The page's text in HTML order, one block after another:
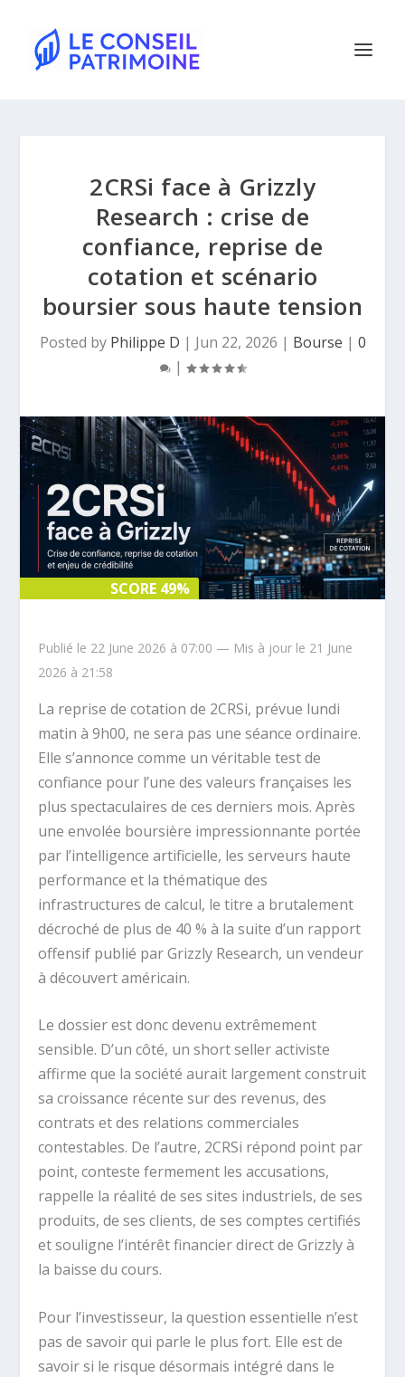
2CRSi face à Grizzly
Research : crise de
confiance, reprise de
cotation et scénario
boursier sous haute tension
Posted by Philippe D | Jun 22, 2026 | Bourse | 0
|
SCORE 49%
SCORE 49%
Publié le 22 June 2026 à 07:00 — Mis à jour le 21 June
2026 à 21:58
La reprise de cotation de 2CRSi, prévue lundi
matin à 9h00, ne sera pas une séance ordinaire.
Elle s’annonce comme un véritable test de
confiance pour l’une des valeurs françaises les
plus spectaculaires de ces derniers mois. Après
une envolée boursière impressionnante portée
par l’intelligence artificielle, les serveurs haute
performance et la thématique des
infrastructures de calcul, le titre a brutalement
décroché de plus de 40 % à la suite d’un rapport
offensif publié par Grizzly Research, un vendeur
à découvert américain.
Le dossier est donc devenu extrêmement
sensible. D’un côté, un short seller activiste
affirme que la société aurait largement construit
sa croissance récente sur des revenus, des
contrats et des relations commerciales
contestables. De l’autre, 2CRSi répond point par
point, conteste fermement les accusations,
rappelle la réalité de ses sites industriels, de ses
produits, de ses clients, de ses comptes certifiés
et souligne l’intérêt financier direct de Grizzly à
la baisse du cours.
Pour l’investisseur, la question essentielle n’est
pas de savoir qui parle le plus fort. Elle est de
savoir si le risque désormais intégré dans le